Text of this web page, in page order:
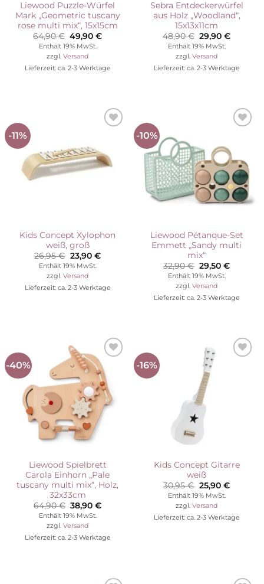
Liewood Puzzle-Würfel
Mark „Geometric tuscany
rose multi mix“, 15x15cm
64,90€ Ursprünglicher
Preis
war:
64,90 €
49,90€Aktueller
Enthält 19% MwSt.
zzgl. Versand
Lieferzeit: ca. 2-3 Werktage
Sebra Entdeckerwürfel
aus Holz „Woodland“,
15x13x11cm
48,90€ Ursprünglicher
Preis
war:
48,90 €
29,90€
Enthält 19% MwSt.
zzgl. Versand
Lieferzeit: ca. 2-3 Werktage
-11%
Kids Concept Xylophon
weiß, groß
26,95€ Ursprünglicher
Preis
war:
26,95 €
23,90 €Aktueller
Enthält 19% MwSt.
zzgl. Versand
Lieferzeit: ca. 2-3 Werktage
-10%
Liewood Pétanque-Set
Emmett „Sandy multi
mix“
32,90€ Ursprünglicher
Preis
war:
32,90 €
29,50 €
Enthält 19% MwSt.
zzgl. Versand
Lieferzeit: ca. 2-3 Werktage
-40%
Auf die
Wunschliste
Liewood Spielbrett
Carola Einhorn „Pale
tuscany multi mix“, Holz,
32x33cm
64,90€ Ursprünglicher
Preis
war:
64,90 €
38,90€Aktueller
Enthält 19% MwSt.
zzgl. Versand
Lieferzeit: ca. 2-3 Werktage
-16%
Wunschliste
Kids Concept Gitarre
weiß
30,95€ Ursprünglicher
Preis
war:
30,95 €
25,90 €
Enthält 19% MwSt.
zzgl. Versand
Lieferzeit: ca. 2-3 Werktage